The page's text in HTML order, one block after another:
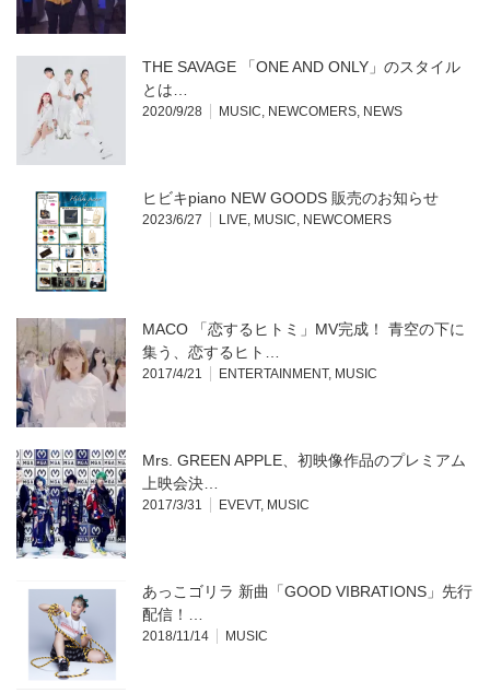
THE SAVAGE 「ONE AND ONLY」のスタイル
とは…
2020/9/28 MUSIC, NEWCOMERS, NEWS
ヒビキpiano NEW GOODS 販売のお知らせ
2023/6/27 LIVE, MUSIC, NEWCOMERS
MACO 「恋するヒトミ」MV完成！ 青空の下に
集う、恋するヒト…
2017/4/21 ENTERTAINMENT, MUSIC
Mrs. GREEN APPLE、初映像作品のプレミアム
上映会決…
2017/3/31 EVEVT, MUSIC
あっこゴリラ 新曲「GOOD VIBRATIONS」先行
配信！…
2018/11/14 MUSIC